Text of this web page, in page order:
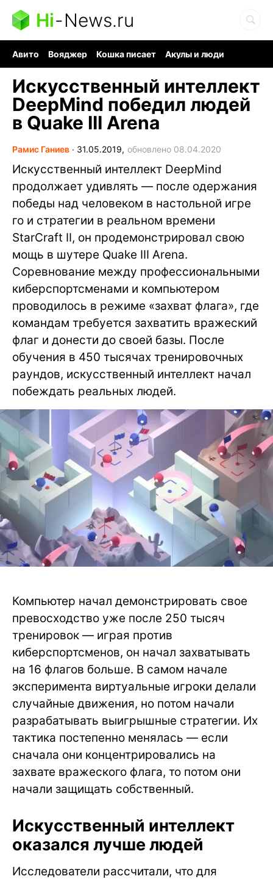
Hi-News.ru
Авито Вояджер Кошка писает
Акулы и люди
Искусственный интеллект
DeepMind победил людей
в Quake III Arena
Рамис Ганиев ∙ 31.05.2019, обновлено 08.04.2020
Искусственный интеллект DeepMind
продолжает удивлять — после одержания
победы над человеком в настольной игре
го и стратегии в реальном времени
StarCraft II, он продемонстрировал свою
мощь в шутере Quake III Arena.
Соревнование между профессиональными
киберспортсменами и компьютером
проводилось в режиме «захват флага», где
командам требуется захватить вражеский
флаг и донести до своей базы. После
обучения в 450 тысячах тренировочных
раундов, искусственный интеллект начал
побеждать реальных людей.
Компьютер начал демонстрировать свое
превосходство уже после 250 тысяч
тренировок — играя против
киберспортсменов, он начал захватывать
на 16 флагов больше. В самом начале
эксперимента виртуальные игроки делали
случайные движения, но потом начали
разрабатывать выигрышные стратегии. Их
тактика постепенно менялась — если
сначала они концентрировались на
захвате вражеского флага, то потом они
начали защищать собственный.
Искусственный интеллект
оказался лучше людей
Исследователи рассчитали, что для